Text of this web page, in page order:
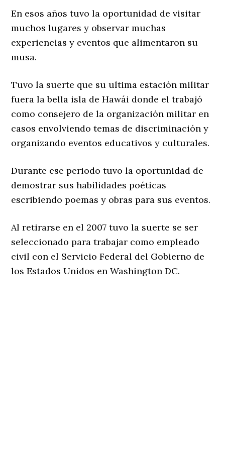
En esos años tuvo la oportunidad de visitar
muchos lugares y observar muchas
experiencias y eventos que alimentaron su
musa.
Tuvo la suerte que su ultima estación militar
fuera la bella isla de Hawái donde el trabajó
como consejero de la organización militar en
casos envolviendo temas de discriminación y
organizando eventos educativos y culturales.
Durante ese periodo tuvo la oportunidad de
demostrar sus habilidades poéticas
escribiendo poemas y obras para sus eventos.
Al retirarse en el 2007 tuvo la suerte se ser
seleccionado para trabajar como empleado
civil con el Servicio Federal del Gobierno de
los Estados Unidos en Washington DC.